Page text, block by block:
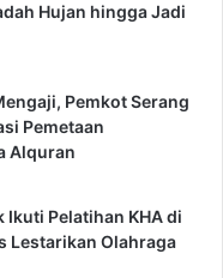
Hujan hingga Jadi
Pemkot Serang
Pemetaan
Alquran
Ikuti Pelatihan KHA di
Lestarikan Olahraga